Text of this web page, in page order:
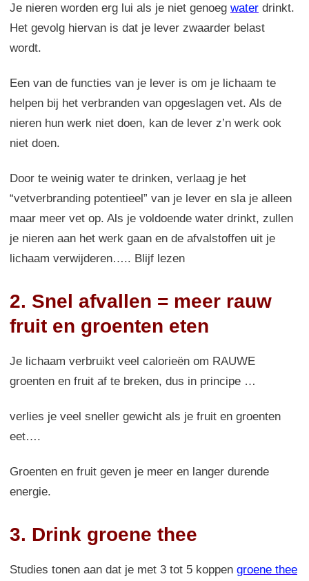
Je nieren worden erg lui als je niet genoeg water drinkt.
Het gevolg hiervan is dat je lever zwaarder belast
wordt.
Een van de functies van je lever is om je lichaam te
helpen bij het verbranden van opgeslagen vet. Als de
nieren hun werk niet doen, kan de lever z’n werk ook
niet doen.
Door te weinig water te drinken, verlaag je het
“vetverbranding potentieel” van je lever en sla je alleen
maar meer vet op. Als je voldoende water drinkt, zullen
je nieren aan het werk gaan en de afvalstoffen uit je
lichaam verwijderen….. Blijf lezen
2. Snel afvallen = meer rauw
fruit en groenten eten
Je lichaam verbruikt veel calorieën om RAUWE
groenten en fruit af te breken, dus in principe …
verlies je veel sneller gewicht als je fruit en groenten
eet….
Groenten en fruit geven je meer en langer durende
energie.
3. Drink groene thee
Studies tonen aan dat je met 3 tot 5 koppen groene thee